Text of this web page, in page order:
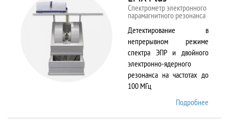
Спектрометр электронного
парамагнитного резонанса
Детектирование в
непрерывном режиме
спектра ЭПР и двойного
электронно-ядерного
резонанса на частотах до
100 МГц
Подробнее